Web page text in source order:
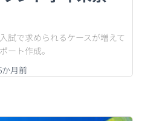
試で求められるケースが増えて
ート作成。
月前